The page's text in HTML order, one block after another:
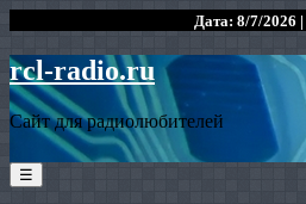
Дата: 8/7/2026
rcl-radio.ru
Сайт для радиолюбителей
☰